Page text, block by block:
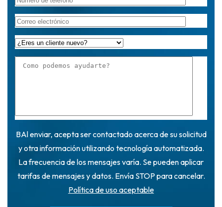
BAl enviar, acepta ser contactado acerca de su solicitud
y otra información utilizando tecnología automatizada.
La frecuencia de los mensajes varía. Se pueden aplicar
tarifas de mensajes y datos. Envía STOP para cancelar.
Política de uso aceptable